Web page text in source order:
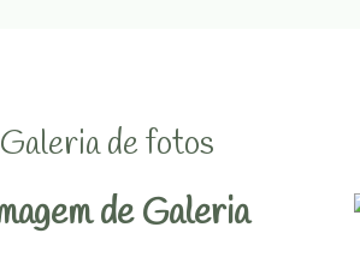
Galeria de fotos